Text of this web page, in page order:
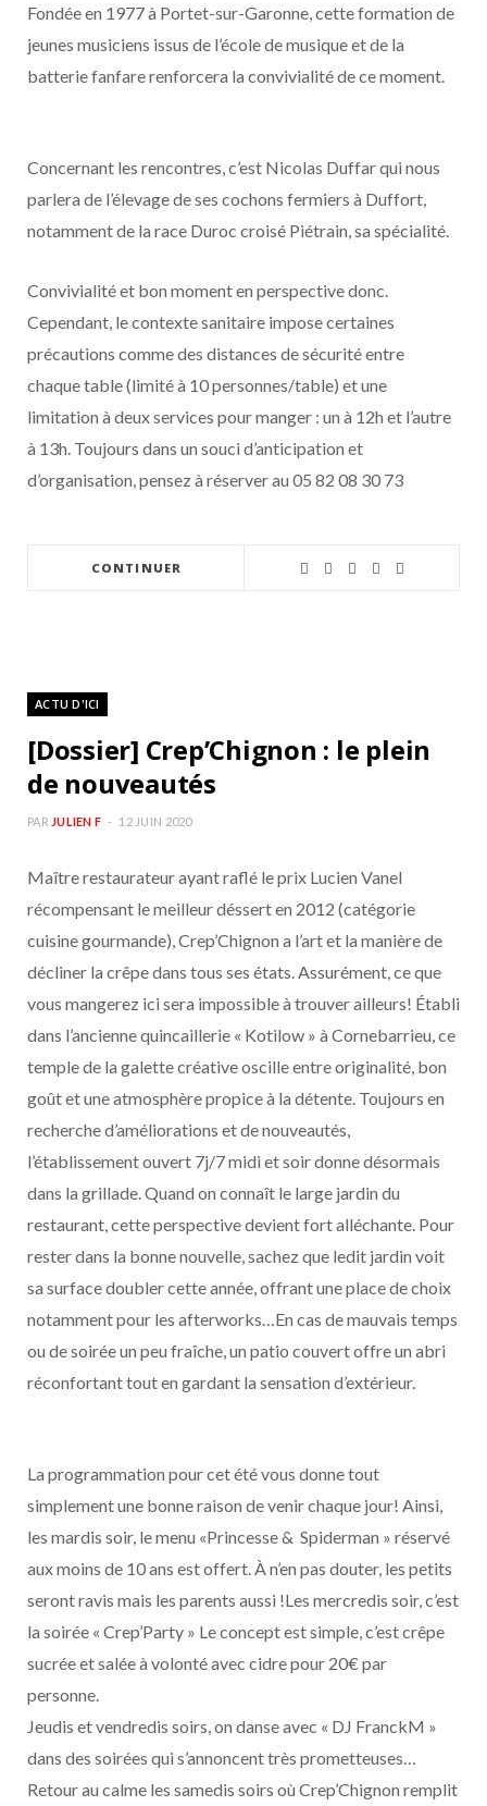
Fondée en 1977 à Portet-sur-Garonne, cette formation de
jeunes musiciens issus de l’école de musique et de la
batterie fanfare renforcera la convivialité de ce moment.
Concernant les rencontres, c’est Nicolas Duffar qui nous
parlera de l’élevage de ses cochons fermiers à Duffort,
notamment de la race Duroc croisé Piétrain, sa spécialité.
Convivialité et bon moment en perspective donc.
Cependant, le contexte sanitaire impose certaines
précautions comme des distances de sécurité entre
chaque table (limité à 10 personnes/table) et une
limitation à deux services pour manger : un à 12h et l’autre
à 13h. Toujours dans un souci d’anticipation et
d’organisation, pensez à réserver au 05 82 08 30 73
CONTINUER
ACTU D'ICI
[Dossier] Crep’Chignon : le plein
de nouveautés
PAR JULIEN F 12 JUIN 2020
Maître restaurateur ayant raflé le prix Lucien Vanel
récompensant le meilleur déssert en 2012 (catégorie
cuisine gourmande), Crep’Chignon a l’art et la manière de
décliner la crêpe dans tous ses états. Assurément, ce que
vous mangerez ici sera impossible à trouver ailleurs! Établi
dans l’ancienne quincaillerie « Kotilow » à Cornebarrieu, ce
temple de la galette créative oscille entre originalité, bon
goût et une atmosphère propice à la détente. Toujours en
recherche d’améliorations et de nouveautés,
l’établissement ouvert 7j/7 midi et soir donne désormais
dans la grillade. Quand on connaît le large jardin du
restaurant, cette perspective devient fort alléchante. Pour
rester dans la bonne nouvelle, sachez que ledit jardin voit
sa surface doubler cette année, offrant une place de choix
notamment pour les afterworks…En cas de mauvais temps
ou de soirée un peu fraîche, un patio couvert offre un abri
réconfortant tout en gardant la sensation d’extérieur.
La programmation pour cet été vous donne tout
simplement une bonne raison de venir chaque jour! Ainsi,
les mardis soir, le menu «Princesse & Spiderman » réservé
aux moins de 10 ans est offert. À n’en pas douter, les petits
seront ravis mais les parents aussi !Les mercredis soir, c’est
la soirée « Crep’Party » Le concept est simple, c’est crêpe
sucrée et salée à volonté avec cidre pour 20€ par
personne.
Jeudis et vendredis soirs, on danse avec « DJ FranckM »
dans des soirées qui s’annoncent très prometteuses…
Retour au calme les samedis soirs où Crep’Chignon remplit